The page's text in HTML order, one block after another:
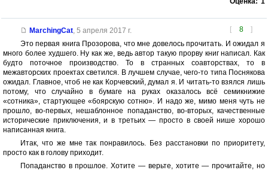
[ 8 ]
MarchingCat, 5 апреля 2017 г.
Это первая книга Прозорова, что мне довелось прочитать. И ожидал я
много более худшего. Ну как же, ведь автор такую прорву книг написал. Как
будто поточное производство. То в странных соавторствах, то в
межавторских проектах светился. В лучшем случае, чего-то типа Поснякова
ожидал. Главное, чтоб не как Корчевский, думал я. И читать-то взялся лишь
потому, что случайно в бумаге на руках оказалось всё семикнижие
«сотника», стартующее «боярскую сотню». И надо же, мимо меня чуть не
прошло, во-первых, нешаблонное попаданство, во-вторых, качественные
исторические приключения, и в третьих — просто в своей нише хорошо
написанная книга.
Итак, что же мне так понравилось. Без расстановки по приоритету,
просто как в голову приходит.
Попаданство в прошлое. Хотите — верьте, хотите — прочитайте, но